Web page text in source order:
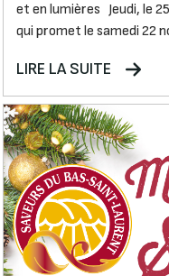
et en lumières Jeudi, le
qui promet le samedi 22
LIRE LA SUITE